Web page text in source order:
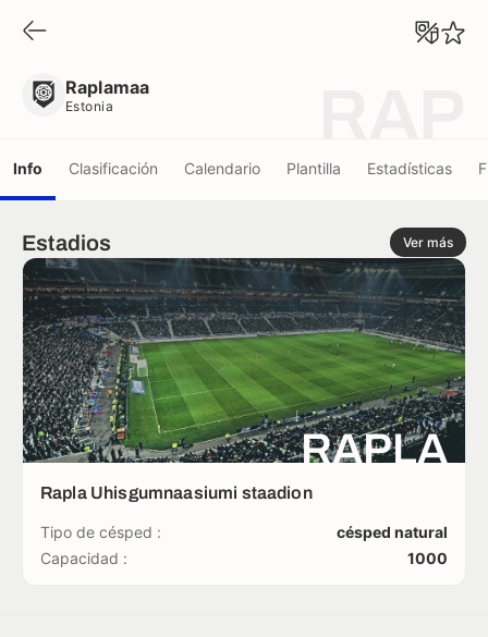
Raplamaa
Estonia
Info Clasificación Calendario Plantilla Estadísticas
Estadios Ver más
RAPLA
Rapla Uhisgumnaasiumi staadion
Tipo de césped :
césped natural
Capacidad :
1000